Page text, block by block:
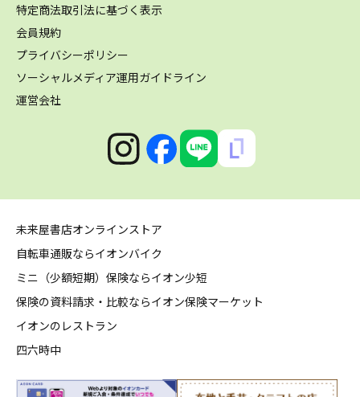
特定商法取引法に基づく表示
会員規約
プライバシーポリシー
ソーシャルメディア運用ガイドライン
運営会社
未来屋書店オンラインストア
自転車通販ならイオンバイク
ミニ（少額短期）保険ならイオン少短
保険の資料請求・比較ならイオン保険マーケット
イオンのレストラン
四六時中